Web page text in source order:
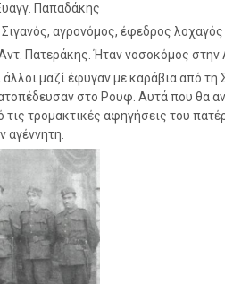
Παπαδάκης
Σιγανός, αγρονόμος, έφεδρος
Πατεράκης. Ήταν νοσοκόμος στην
άλλοι μαζί έφυγαν με καράβια από τη
στο Ρουφ. Αυτά που θα
τις τρομακτικές αφηγήσεις του
αγέννητη.